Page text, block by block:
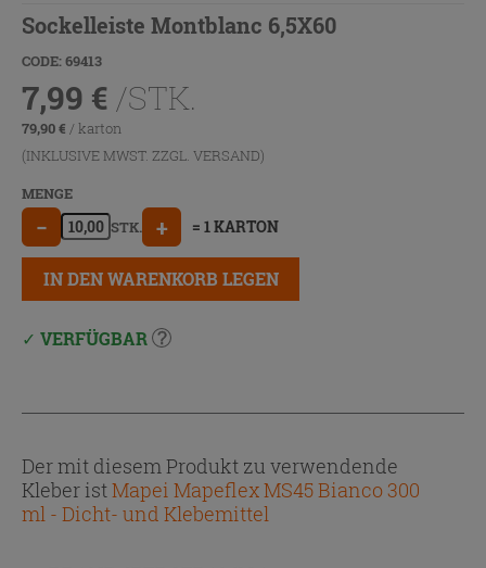
Sockelleiste Montblanc 6,5X60
CODE: 69413
7,99 € /STK.
79,90€ / karton
(INKLUSIVE MWST. ZZGL. VERSAND)
MENGE
− STK. + = 1 KARTON
IN DEN WARENKORB LEGEN
VERFÜGBAR
Der mit diesem Produkt zu verwendende
Kleber istMapei Mapeflex MS45 Bianco 300
ml - Dicht- und Klebemittel